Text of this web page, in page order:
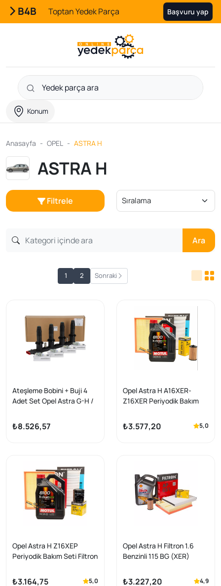
B4B Toptan Yedek Parça Başvuru yap
Konum
Anasayfa OPEL ASTRA H
ASTRA H
Filtrele
Ara
1 2 Sonraki
Ateşleme Bobini + Buji 4
Adet Set Opel Astra G-H /
₺8.526,57
Opel Astra H A16XER-
Z16XER Periyodik Bakım
Efe 5W30 / 5LT ) Motor
Yağlı 2007-2013
₺3.577,20 5,0
Opel Astra H Z16XEP
Periyodik Bakım Seti Filtron
/ 4LT ) Motor Yağlı 2004-
₺3.164,75 5,0
Opel Astra H Filtron 1.6
Benzinli 115 BG (XER)
5W30 5 LT Yağlı
₺3.227,20 4,9